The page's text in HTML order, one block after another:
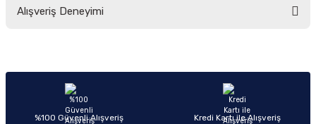
yetersiz gördüğünüz noktaları öneri formunu kullanarak tarafımıza
Ürün açıklamasında eksik bilgiler bulunuyor.
Ürün bilgilerinde hatalar bulunuyor.
Alışveriş Deneyimi
Sitemize ilk yorumu siz yapın!
%100 Güvenli Alışveriş Kredi Kartı ile Alışveriş